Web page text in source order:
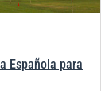
Española para